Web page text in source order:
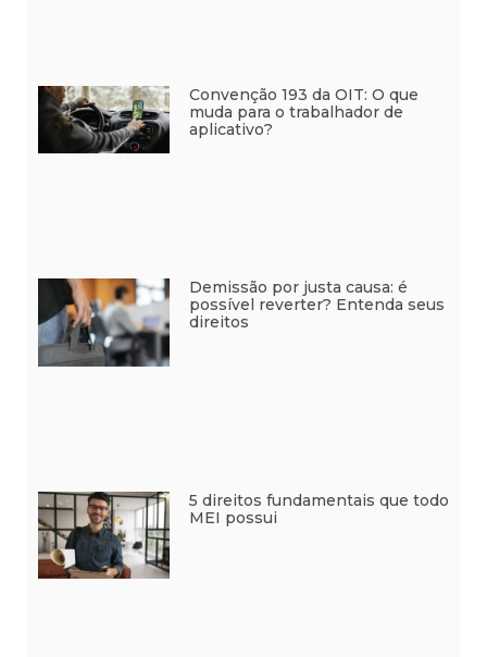
Convenção 193 da OIT: O que
muda para o trabalhador de
aplicativo?
Demissão por justa causa: é
possível reverter? Entenda seus
direitos
5 direitos fundamentais que todo
MEI possui